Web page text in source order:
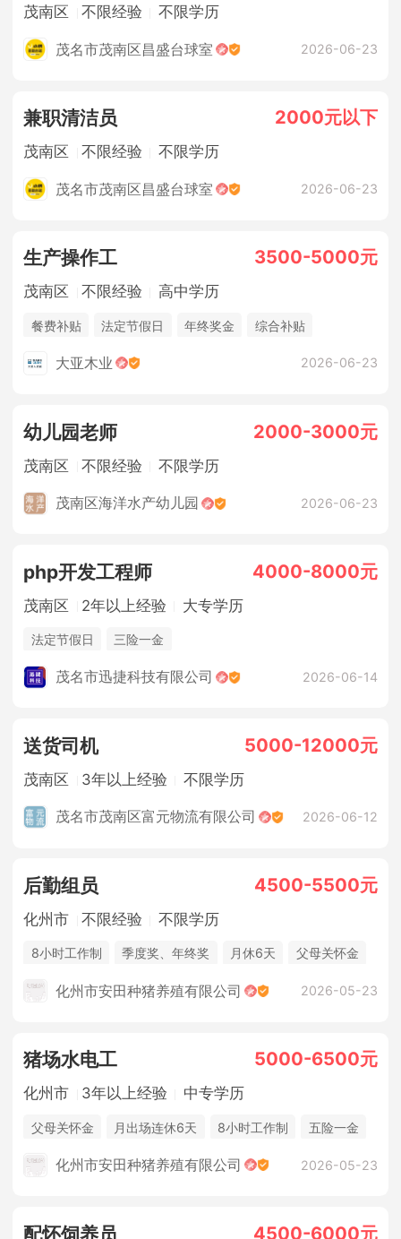
茂南区 不限经验 不限学历
茂名市茂南区昌盛台球室 2026-06-23
兼职清洁员 2000元以下
茂南区 不限经验 不限学历
茂名市茂南区昌盛台球室 2026-06-23
生产操作工 3500-5000元
茂南区 不限经验 高中学历
餐费补贴 法定节假日 年终奖金
综合补贴
大亚木业 2026-06-23
幼儿园老师 2000-3000元
茂南区 不限经验 不限学历
茂南区海洋水产幼儿园 2026-06-23
php开发工程师 4000-8000元
茂南区 2年以上经验 大专学历
法定节假日 三险一金
茂名市迅捷科技有限公司 2026-06-14
送货司机 5000-12000元
茂南区 3年以上经验 不限学历
茂名市茂南区富元物流有限公司 2026-06-12
后勤组员 4500-5500元
化州市 不限经验 不限学历
8小时工作制 季度奖、年终奖 月休6天
父母关怀金
化州市安田种猪养殖有限公司 2026-05-23
猪场水电工 5000-6500元
化州市 3年以上经验 中专学历
父母关怀金 月出场连休6天 8小时工作制
五险一金
化州市安田种猪养殖有限公司 2026-05-23
配怀饲养员 4500-6000元